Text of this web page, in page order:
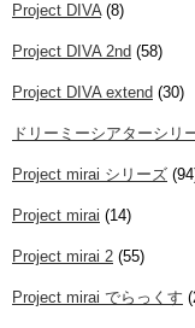
Project DIVA(8)
Project DIVA 2nd (58)
Project DIVA extend (30)
ドリーミーシアターシリ
Project mirai シリーズ
Project mirai (14)
Project mirai 2 (55)
Project mirai でらっくす